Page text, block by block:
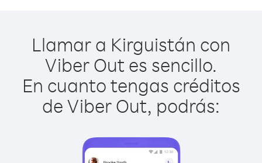
Llamar a Kirguistán con
Viber Out es sencillo.
En cuanto tengas créditos
de Viber Out, podrás: